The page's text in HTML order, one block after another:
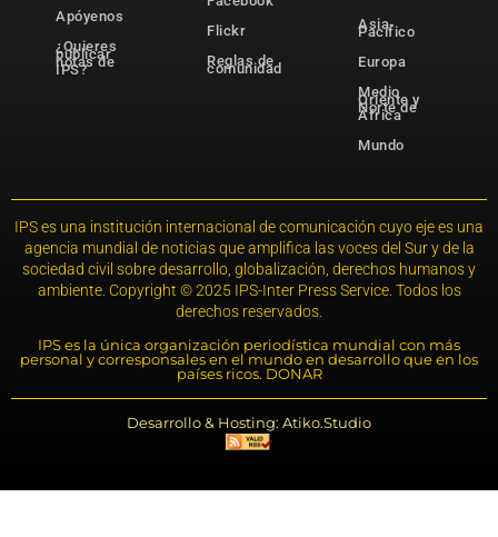
Apóyenos
¿Quieres
publicar
notas de
IPS?
Flickr
Reglas de
comunidad
Asia-
Pacífico
Europa
Medio
Oriente y
Norte de
África
Mundo
IPS es una institución internacional de comunicación cuyo eje es una
agencia mundial de noticias que amplifica las voces del Sur y de la
sociedad civil sobre desarrollo, globalización, derechos humanos y
ambiente. Copyright © 2025 IPS-Inter Press Service. Todos los
derechos reservados.
IPS es la única organización periodística mundial con más
personal y corresponsales en el mundo en desarrollo que en los
países ricos. DONAR
Desarrollo & Hosting: Atiko.Studio